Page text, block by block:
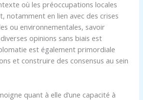
où les préoccupations locales
notamment en lien avec des crises
ou environnementales, savoir
opinions sans biais est
est également primordiale
et construire des consensus au sein
quant à elle d’une capacité à